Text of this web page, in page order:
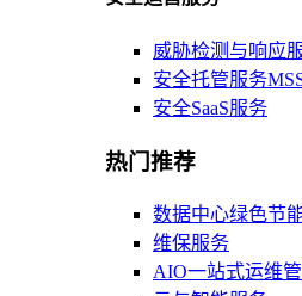
威胁检测与响应
安全托管服务
安全SaaS服务
热门推荐
数据中心绿色节
维保服务
AIO一站式运维